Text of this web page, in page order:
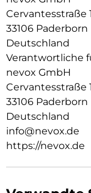
Beim Umklappen
die Magneten auf
bequemes
Cervantesstraße
33106 Paderborn
Deutschland
Verantwortliche
nevox GmbH
Cervantesstraße
33106 Paderborn
Deutschland
info@nevox.de
https://nevox.de